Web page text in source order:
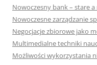
Nowoczesny bank – stare
Nowoczesne zarządzanie
Negocjacje zbiorowe jako
Multimedialne techniki
Możliwości wykorzystania